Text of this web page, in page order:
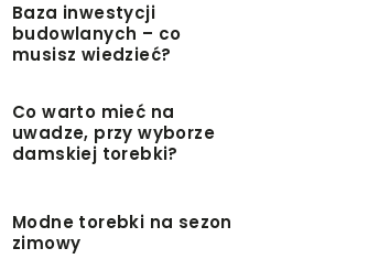
Baza inwestycji
budowlanych – co
musisz wiedzieć?
Co warto mieć na
uwadze, przy wyborze
damskiej torebki?
Modne torebki na sezon
zimowy